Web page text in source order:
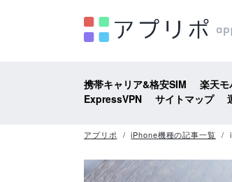
携帯キャリア&格安SIM 楽天
ExpressVPN
サイトマップ
アプリポ iPhone機種の記事一覧